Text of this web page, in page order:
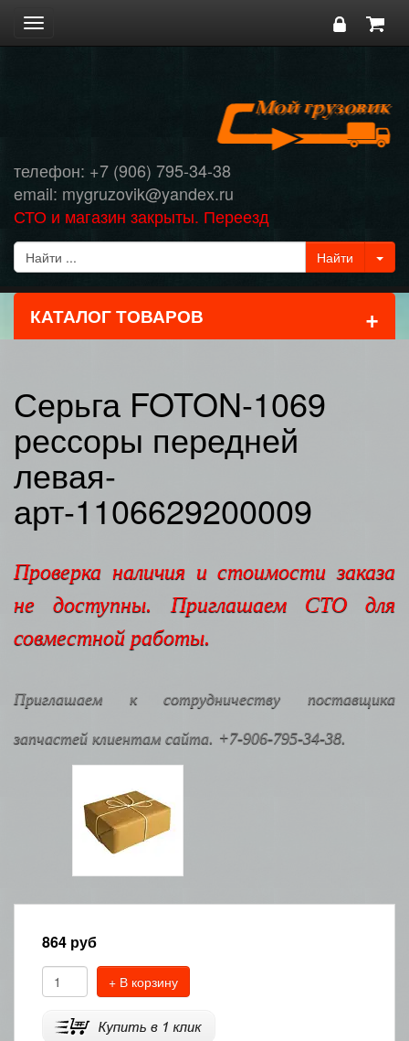
Toggle
navigation
телефон: +7 (906) 795-34-38
email: mygruzovik@yandex.ru
СТО и магазин закрыты. Переезд
КАТАЛОГ ТОВАРОВ +
Серьга FOTON-1069
рессоры передней
левая-
арт-1106629200009
Проверка наличия и стоимости заказа
не доступны. Приглашаем СТО для
совместной работы.
Приглашаем к сотрудничеству поставщика
запчастей клиентам сайта. +7-906-795-34-38.
864 руб
+ В корзину